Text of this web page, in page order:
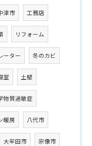
津市 工務店
リフォーム
ーター 冬のカビ
室 土壁
物質過敏症
暖房 八代市
大牟田市 宗像市